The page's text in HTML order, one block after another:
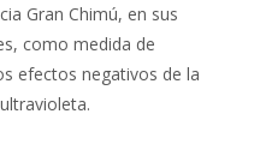
Gran Chimú, en sus
como medida de
efectos negativos de la